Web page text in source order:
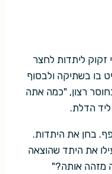
זקוק ליתדות לחצר
בו בשתיקה ולבסוף
רצון, "כמה אתה
הדלת.
בחן את היתדות.
את היתד שהוצאה
מזהה אותה?"